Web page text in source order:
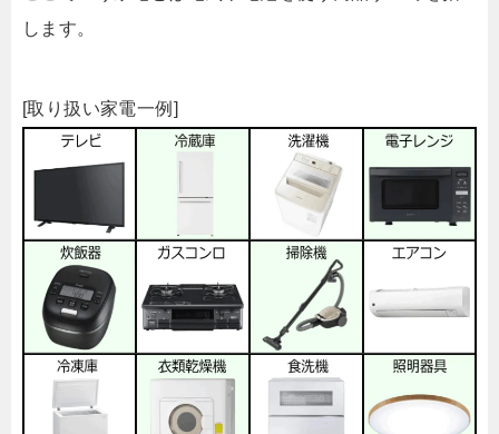
します。
[取り扱い家電一例]